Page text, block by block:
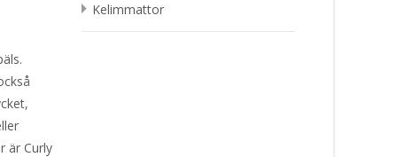
är Curly
Kelimmattor